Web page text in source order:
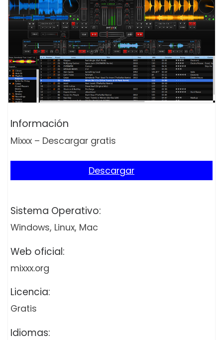
Información
Mixxx – Descargar gratis
Descargar
Sistema Operativo:
Windows, Linux, Mac
Web oficial:
mixxx.org
Licencia:
Gratis
Idiomas: